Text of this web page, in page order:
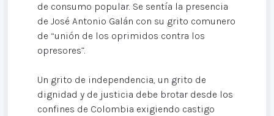
de consumo popular. Se sentía la presencia
de José Antonio Galán con su grito comunero
de “unión de los oprimidos contra los
opresores”.
Un grito de independencia, un grito de
dignidad y de justicia debe brotar desde los
confines de Colombia exigiendo castigo